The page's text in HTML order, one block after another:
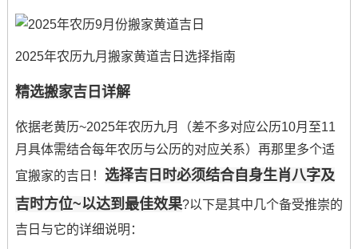
2025年农历九月搬家黄道吉日选择指南
精选搬家吉日详解
依据老黄历~2025年农历九月（差不多对应公历10月至11
月具体需结合每年农历与公历的对应关系）再那里多个适
宜搬家的吉日！ 选择吉日时必须结合自身生肖八字及
吉时方位~以达到最佳效果?以下是其中几个备受推崇的
吉日与它的详细说明：